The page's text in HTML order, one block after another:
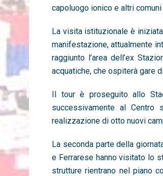
capoluogo ionico e altri
La visita istituzionale è
manifestazione, attualmente
raggiunto l’area dell’ex
acquatiche, che ospiterà gare
Il tour è proseguito allo
successivamente al
realizzazione di otto nuovi
La seconda parte della
e Ferrarese hanno visitato lo
strutture rientrano nel piano